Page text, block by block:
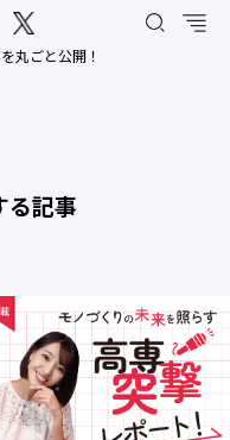
丸ごと公開！
る記事